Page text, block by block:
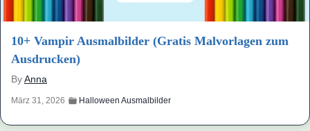
10+ Vampir Ausmalbilder (Gratis Malvorlagen zum
Ausdrucken)
ByAnna
März 31, 2026 Halloween Ausmalbilder